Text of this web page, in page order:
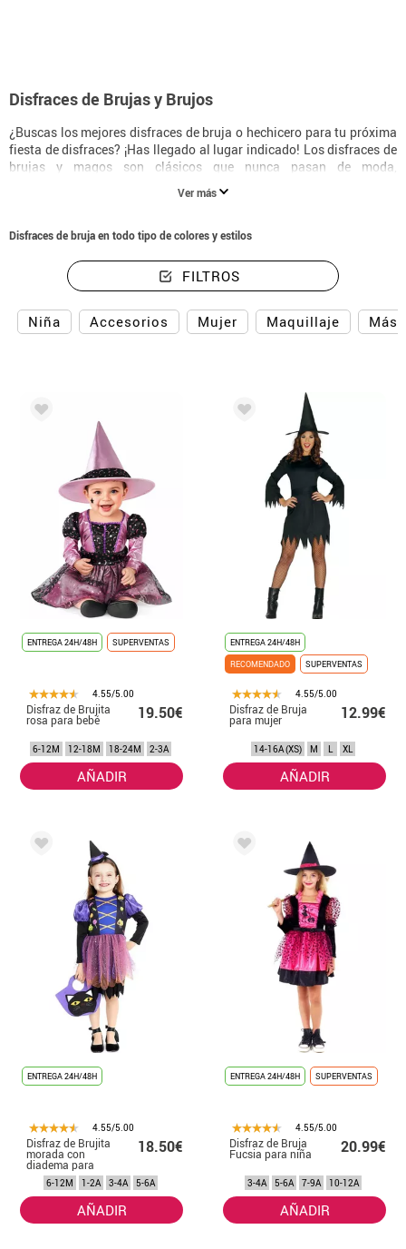
Disfraces de Brujas y Brujos
¿Buscas los mejores disfraces de bruja o hechicero para tu próxima
fiesta de disfraces? ¡Has llegado al lugar indicado! Los disfraces de
brujas y magos son clásicos que nunca pasan de moda,
vida y hechizan a todo el mundo. En nuestra tienda online
disfraces infantiles hasta tallas adultas XXXL, ideales para
Ver más
Disfraces de bruja en todo tipo de colores y estilos
FILTROS
Niña Accesorios Mujer Maquillaje
ENTREGA 24H/48H SUPERVENTAS
4.55/5.00
Disfraz de Brujita
rosa para bebé 19.50€
6-12M 12-18M 18-24M 2-3A
AÑADIR
ENTREGA 24H/48H
RECOMENDADO
SUPERVENTAS
4.55/5.00
Disfraz de Bruja
para mujer 12.99€
14-16A (XS) M L XL
AÑADIR
ENTREGA 24H/48H
4.55/5.00
Disfraz de Brujita
morada con
diadema para
bebé y niña
18.50€
6-12M 1-2A 3-4A 5-6A
AÑADIR
ENTREGA 24H/48H SUPERVENTAS
4.55/5.00
Disfraz de Bruja
Fucsia para niña 20.99€
3-4A 5-6A 7-9A 10-12A
AÑADIR